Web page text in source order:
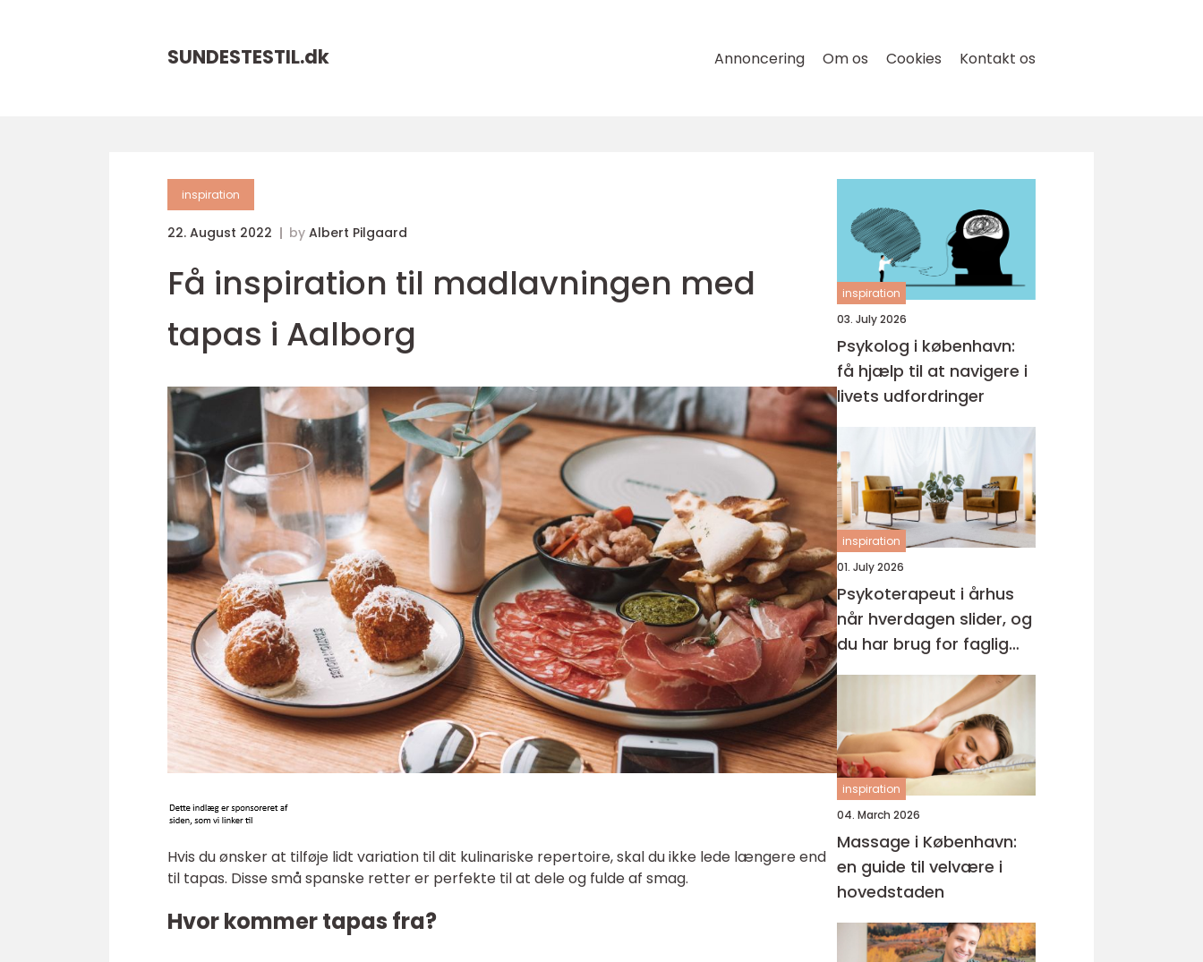
SUNDESTESTIL.dk Annoncering Om os Cookies Kontakt os
inspiration
22. August 2022 by Albert Pilgaard
Få inspiration til madlavningen med
tapas i Aalborg
Hvis du ønsker at tilføje lidt variation til dit kulinariske repertoire, skal du ikke lede længere end
til tapas. Disse små spanske retter er perfekte til at dele og fulde af smag.
Hvor kommer tapas fra?
inspiration
03. July 2026
Psykolog i københavn:
få hjælp til at navigere i
livets udfordringer
inspiration
01. July 2026
Psykoterapeut i århus
når hverdagen slider, og
du har brug for faglig
støtte
inspiration
04. March 2026
Massage i København:
en guide til velvære i
hovedstaden